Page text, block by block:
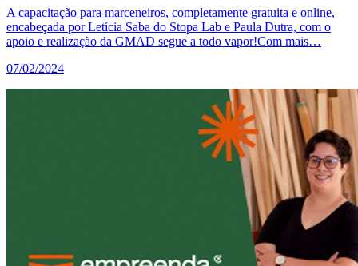
A capacitação para marceneiros, completamente gratuita e online,
encabeçada por Letícia Saba do Stopa Lab e Paula Dutra, com o
apoio e realização da GMAD segue a todo vapor!Com mais…
07/02/2024